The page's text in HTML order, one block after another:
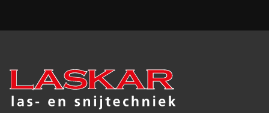
EN 388+A1:2019 (EN 388:2016+A1:2018)
EN ISO 21420:2021 (EN ISO 21420:2020)